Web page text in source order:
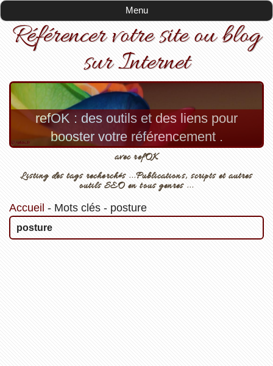
Menu
Référencer votre site ou blog
sur Internet
refOK : des outils et des liens pour
booster votre référencement .
avec refOK
Listing des tags recherchés ...Publications, scripts et autres
outils SEO en tous genres ...
Accueil - Mots clés- posture
posture